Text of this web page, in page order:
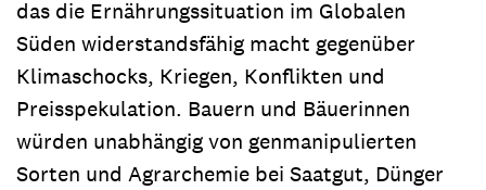
das die Ernährungssituation im Globalen
Süden widerstandsfähig macht gegenüber
Klimaschocks, Kriegen, Konflikten und
Preisspekulation. Bauern und Bäuerinnen
würden unabhängig von genmanipulierten
Sorten und Agrarchemie bei Saatgut, Dünger